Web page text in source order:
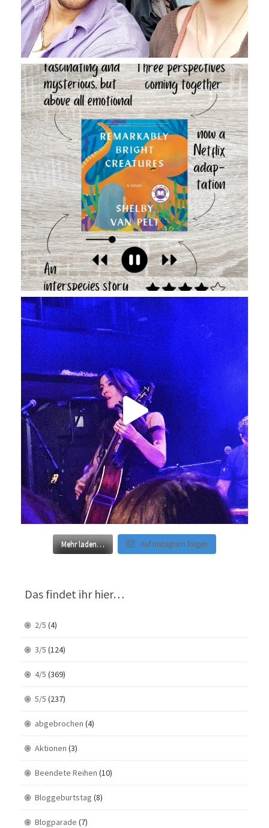
Mehr laden… Auf Instagram folgen
Das findet ihr hier…
2/5 (4)
3/5 (124)
4/5 (369)
5/5 (237)
abgebrochen (4)
Aktionen (3)
Beendete Reihen (10)
Bloggeburtstag (8)
Blogparade (7)